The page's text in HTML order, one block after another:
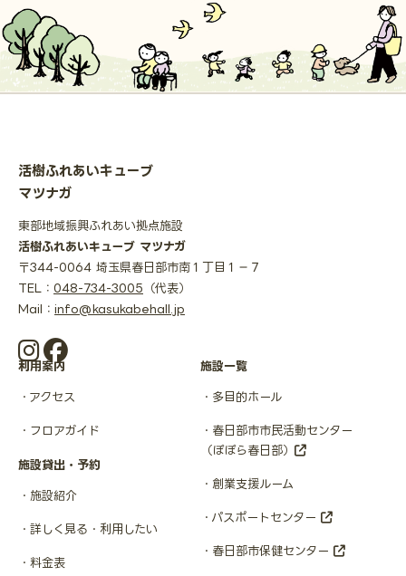
活樹ふれあいキューブ
マツナガ
東部地域振興ふれあい拠点施設
活樹ふれあいキューブ マツナガ
〒344-0064 埼玉県春日部市南１丁目１−７
TEL： 048-734-3005 （代表）
Mail： info@kasukabehall.jp
利用案内
アクセス
フロアガイド
施設貸出・予約
施設紹介
詳しく見る・利用したい
料金表
施設一覧
多目的ホール
春日部市市民活動センター
（ぽぽら春日部）
創業支援ルーム
パスポートセンター
春日部市保健センター